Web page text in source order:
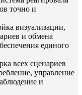
точно и
визуализации,
и обмена
единого
всех сценариев
управление
и